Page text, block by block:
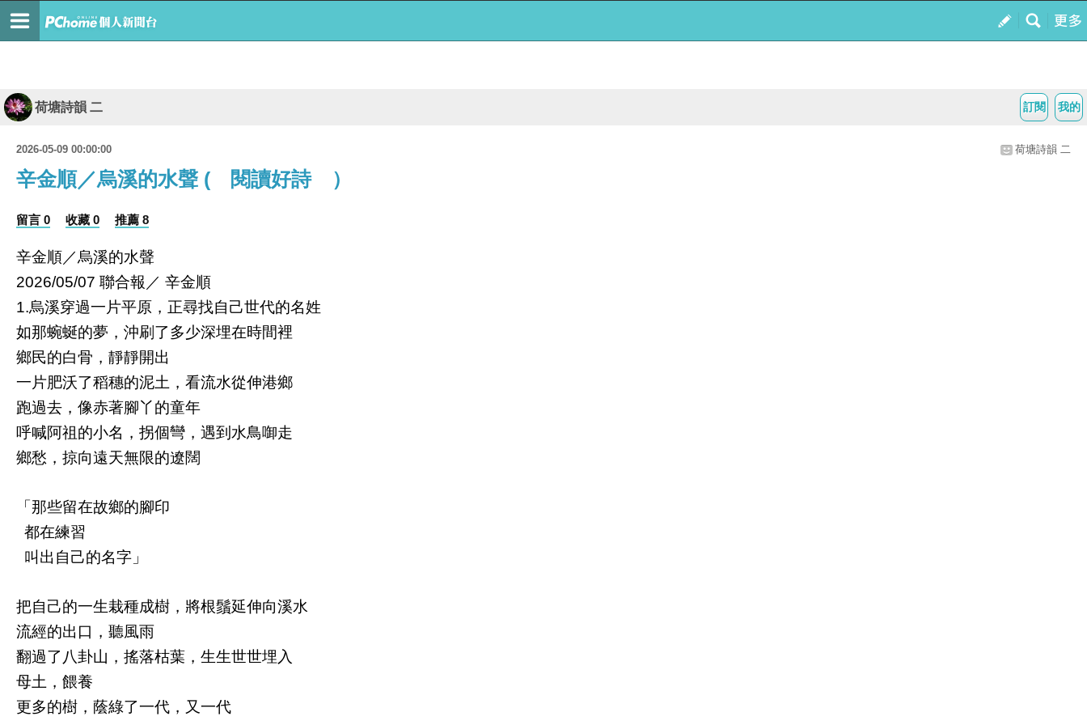
我的
訂閱
荷塘詩韻 二
2026-05-09 00:00:00 荷塘詩韻 二
辛金順／烏溪的水聲 ( 閱讀好詩 ）
留言 0 收藏 0 推薦 8
辛金順／烏溪的水聲
2026/05/07 聯合報／ 辛金順
1.烏溪穿過一片平原，正尋找自己世代的名姓
如那蜿蜒的夢，沖刷了多少深埋在時間裡
鄉民的白骨，靜靜開出
一片肥沃了稻穗的泥土，看流水從伸港鄉
跑過去，像赤著腳丫的童年
呼喊阿祖的小名，拐個彎，遇到水鳥啣走
鄉愁，掠向遠天無限的遼闊
「那些留在故鄉的腳印
都在練習
叫出自己的名字」
把自己的一生栽種成樹，將根鬚延伸向溪水
流經的出口，聽風雨
翻過了八卦山，搖落枯葉，生生世世埋入
母土，餵養
更多的樹，蔭綠了一代，又一代